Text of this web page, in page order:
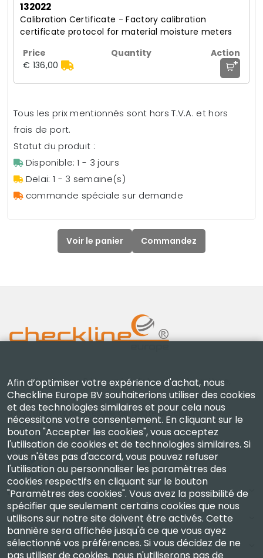
132022
Calibration Certificate - Factory calibration
certificate protocol for material moisture meters
€ 136,00 +
Tous les prix mentionnés sont hors T.V.A. et hors
frais de port.
Statut du produit :
Disponible: 1 - 3 jours
Delai: 1 - 3 semaine(s)
commande spéciale sur demande
Voir le panier Commandez
Checkline Europe B.V. — spécialistes de la fourniture,
de l'étalonnage, de la certification et de la réparation
d'instruments de mesure de haute précision.
Entreprise
Compte
Nous Contacter
Afin d’optimiser votre expérience d'achat, nous
Checkline Europe BV souhaiterions utiliser des cookies
et des technologies similaires et pour cela nous
nécessitons votre consentement. En cliquant sur le
bouton "Accepter les cookies", vous acceptez
l'utilisation de cookies et de technologies similaires. Si
vous n'êtes pas d'accord, vous pouvez refuser
l'utilisation ou personnaliser les paramètres des
cookies respectifs en cliquant sur le bouton
"Paramètres des cookies". Vous avez la possibilité de
spécifier que seulement certains cookies que nous
utilisons sur notre site doivent être activés. Cette
bannière sera affichée jusqu'à ce que vous ayez
sélectionné vos préférences. Si vous décidez de ne